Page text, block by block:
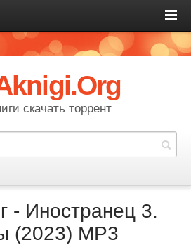
скачать торрент
- Иностранец 3.
(2023) МР3